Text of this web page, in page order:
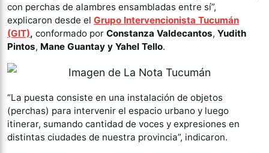
con perchas de alambres ensambladas entre sí”,
explicaron desde el Grupo Intervencionista Tucumán
(GIT), conformado por Constanza Valdecantos, Yudith
Pintos, Mane Guantay y Yahel Tello.
“La puesta consiste en una instalación de objetos
(perchas) para intervenir el espacio urbano y luego
itinerar, sumando cantidad de voces y expresiones en
distintas ciudades de nuestra provincia”, indicaron.